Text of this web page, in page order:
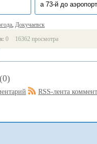
а 73-й до
, Докучаевск
0 16362 просмотра
RSS-лента